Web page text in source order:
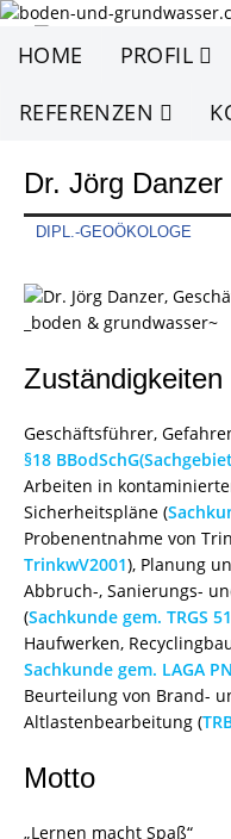
HOME PROFIL
REFERENZEN
Dr. Jörg Danzer
DIPL.-GEOÖKOLOGE
Zuständigkeiten
Geschäftsführer,
§18
Arbeiten in
Sicherheitspläne (
Probenentnahme von
TrinkwV2001), Planung
Abbruch-, Sanierungs-
(Sachkunde gem. TRGS
Haufwerken,
Sachkunde gem. LAGA
Beurteilung von Brand-
Altlastenbearbeitung (
Motto
„Lernen macht Spaß“